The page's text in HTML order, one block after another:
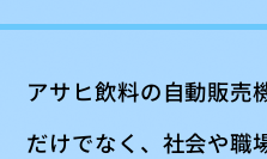
アサヒ飲料の自動販売
だけでなく、 社会や職